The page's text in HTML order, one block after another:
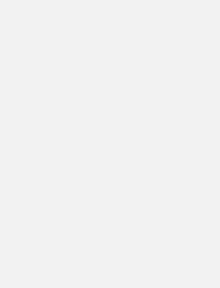
Pflegediensten